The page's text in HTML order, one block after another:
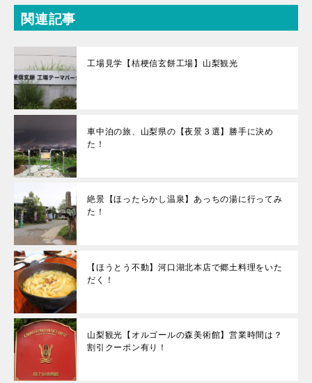
関連記事
工場見学【桔梗信玄餅工場】山梨観光
車中泊の旅、山梨県の【夜景３選】勝手に決め
た！
絶景【ほったらかし温泉】あっちの湯に行ってみ
た！
【ほうとう不動】河口湖北本店で郷土料理をいた
だく！
山梨観光【オルゴールの森美術館】営業時間は？
割引クーポン有り！